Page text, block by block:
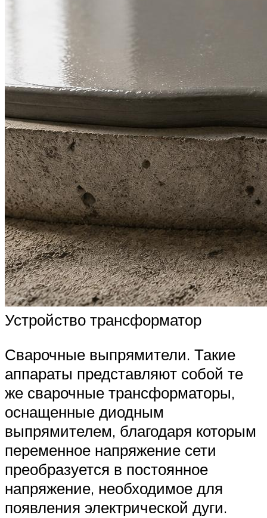
Устройство трансформатор
Сварочные выпрямители. Такие
аппараты представляют собой те
же сварочные трансформаторы,
оснащенные диодным
выпрямителем, благодаря которым
переменное напряжение сети
преобразуется в постоянное
напряжение, необходимое для
появления электрической дуги.